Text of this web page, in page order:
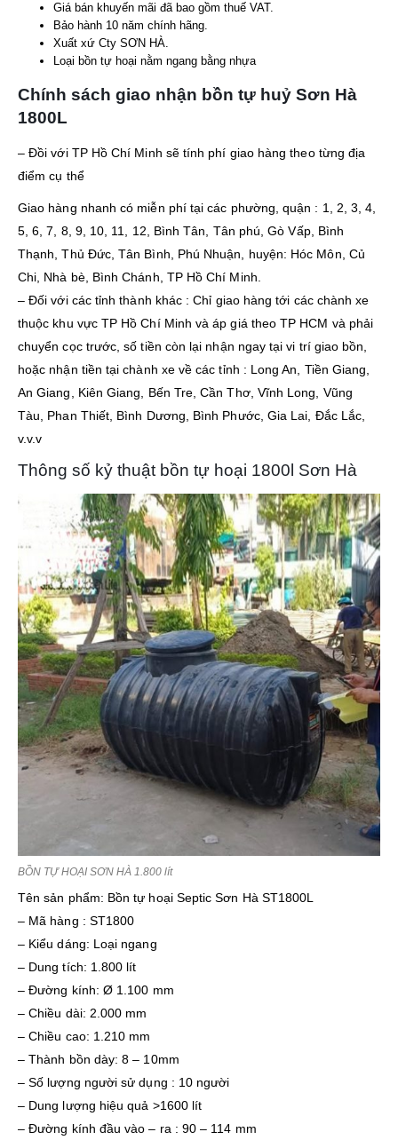
Giá bán khuyến mãi đã bao gồm thuế VAT.
Bảo hành 10 năm chính hãng.
Xuất xứ Cty SƠN HÀ.
Loại bồn tự hoại nằm ngang bằng nhựa
Chính sách giao nhận bồn tự huỷ Sơn Hà
1800L
– Đồi với TP Hồ Chí Minh sẽ tính phí giao hàng theo từng địa
điểm cụ thể
Giao hàng nhanh có miễn phí tại các phường, quận : 1, 2, 3, 4,
5, 6, 7, 8, 9, 10, 11, 12, Bình Tân, Tân phú, Gò Vấp, Bình
Thạnh, Thủ Đức, Tân Bình, Phú Nhuận, huyện: Hóc Môn, Củ
Chi, Nhà bè, Bình Chánh, TP Hồ Chí Minh.
– Đối với các tỉnh thành khác : Chỉ giao hàng tới các chành xe
thuộc khu vực TP Hồ Chí Minh và áp giá theo TP HCM và phải
chuyển cọc trước, số tiền còn lại nhận ngay tại vi trí giao bồn,
hoặc nhận tiền tại chành xe về các tỉnh : Long An, Tiền Giang,
An Giang, Kiên Giang, Bến Tre, Cần Thơ, Vĩnh Long, Vũng
Tàu, Phan Thiết, Bình Dương, Bình Phước, Gia Lai, Đắc Lắc,
v.v.v
Thông số kỷ thuật bồn tự hoại 1800l Sơn Hà
BỒN TỰ HOẠI SƠN HÀ 1.800 lít
Tên sản phẩm: Bồn tự hoại Septic Sơn Hà ST1800L
– Mã hàng : ST1800
– Kiểu dáng: Loại ngang
– Dung tích: 1.800 lít
– Đường kính: Ø 1.100 mm
– Chiều dài: 2.000 mm
– Chiều cao: 1.210 mm
– Thành bồn dày: 8 – 10mm
– Số lượng người sử dụng : 10 người
– Dung lượng hiệu quả >1600 lít
– Đường kính đầu vào – ra : 90 – 114 mm